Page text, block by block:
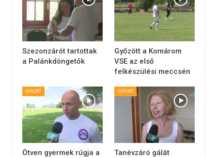
Szezonzárót tartottak
a Palánkdöngetők
Győzött a Komárom
VSE az első
felkészülési meccsén
SPORT
Ötven gyermek rúgja a
SPORT
Tanévzáró gálát